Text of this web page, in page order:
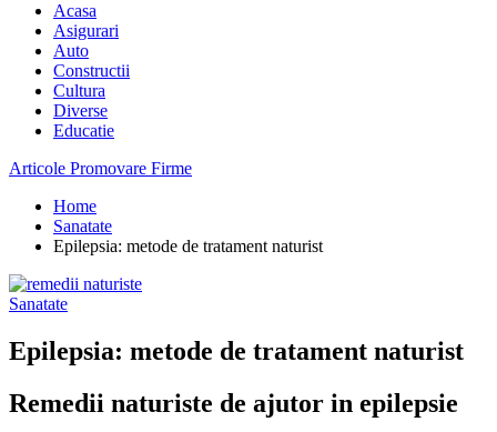
Acasa
Asigurari
Auto
Constructii
Cultura
Diverse
Educatie
Articole Promovare Firme
Home
Sanatate
Epilepsia: metode de tratament naturist
Sanatate
Epilepsia: metode de tratament naturist
Remedii naturiste de ajutor in epilepsie